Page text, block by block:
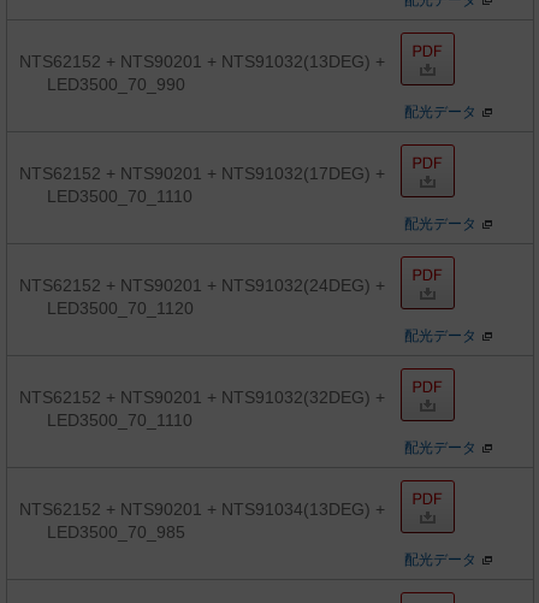
NTS62152 + NTS90201 + NTS91032(13DEG) +
LED3500_70_990
配光データ
NTS62152 + NTS90201 + NTS91032(17DEG) +
LED3500_70_1110
配光データ
NTS62152 + NTS90201 + NTS91032(24DEG) +
LED3500_70_1120
配光データ
NTS62152 + NTS90201 + NTS91032(32DEG) +
LED3500_70_1110
配光データ
NTS62152 + NTS90201 + NTS91034(13DEG) +
LED3500_70_985
配光データ